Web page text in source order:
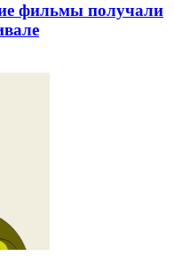
фильмы получали